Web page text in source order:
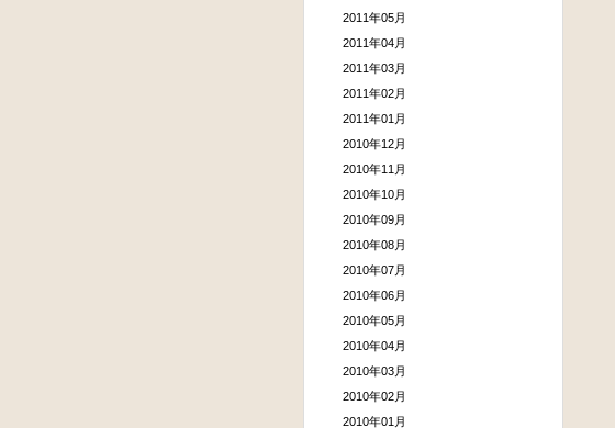
2011年05月
2011年04月
2011年03月
2011年02月
2011年01月
2010年12月
2010年11月
2010年10月
2010年09月
2010年08月
2010年07月
2010年06月
2010年05月
2010年04月
2010年03月
2010年02月
2010年01月